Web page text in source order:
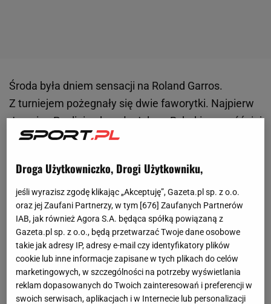
Środa była dniem sensacji na Roland Garros.
Z turniejem pożegnały się dwie faworytki. Najpierw
JasminePaolinipokonała Jelenę Rybakinę, a później
Mirra Andriejewa rozprawiła się z Aryną Sabalenką. I
wzbudziło największe zdziwienie.Niemal od
początku spotkania Białorusinka mierzyła się z
problemami zdrowotnymi. Już po siódmym gemie
pierwszego seta (3:4) poprosiła o przerwę
medyczną i wskazała na brzuch, sugerując, że
właśnie z nim ma problem. Mimo wszystko nie
poddała się i po zażyciu lekarstw wróciła do gry.
Triumfowała 7:6(5).
Droga Użytkowniczko, Drogi Użytkowniku,
jeśli wyrazisz zgodę klikając „Akceptuję”, Gazeta.pl sp. z o.o.
oraz jej Zaufani Partnerzy, w tym [676] Zaufanych Partnerów
IAB, jak również Agora S.A. będąca spółką powiązaną z
Gazeta.pl sp. z o.o., będą przetwarzać Twoje dane osobowe
takie jak adresy IP, adresy e-mail czy identyfikatory plików
cookie lub inne informacje zapisane w tych plikach do celów
marketingowych, w szczególności na potrzeby wyświetlania
reklam dopasowanych do Twoich zainteresowań i preferencji w
swoich serwisach, aplikacjach i w Internecie lub personalizacji